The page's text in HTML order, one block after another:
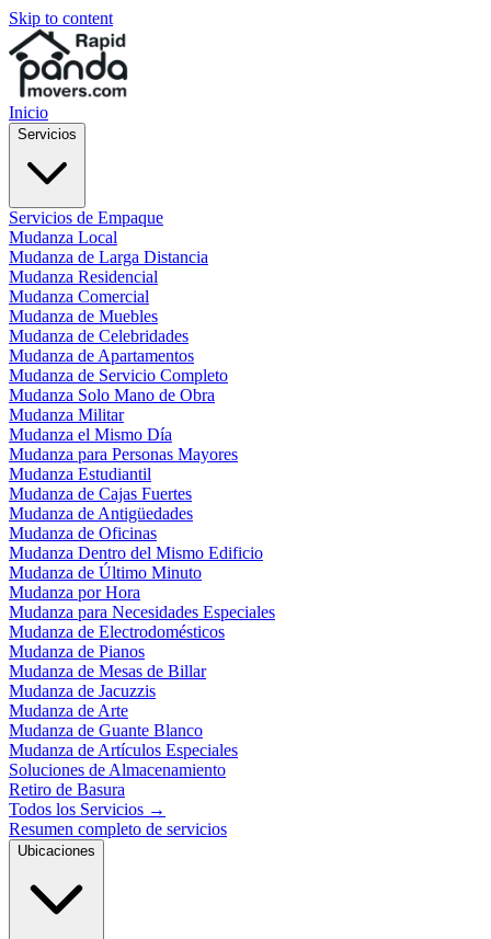
Skip to content
Inicio
Servicios
Servicios de Empaque
Mudanza Local
Mudanza de Larga Distancia
Mudanza Residencial
Mudanza Comercial
Mudanza de Muebles
Mudanza de Celebridades
Mudanza de Apartamentos
Mudanza de Servicio Completo
Mudanza Solo Mano de Obra
Mudanza Militar
Mudanza el Mismo Día
Mudanza para Personas Mayores
Mudanza Estudiantil
Mudanza de Cajas Fuertes
Mudanza de Antigüedades
Mudanza de Oficinas
Mudanza Dentro del Mismo Edificio
Mudanza de Último Minuto
Mudanza por Hora
Mudanza para Necesidades Especiales
Mudanza de Electrodomésticos
Mudanza de Pianos
Mudanza de Mesas de Billar
Mudanza de Jacuzzis
Mudanza de Arte
Mudanza de Guante Blanco
Mudanza de Artículos Especiales
Soluciones de Almacenamiento
Retiro de Basura
Todos los Servicios →
Resumen completo de servicios
Ubicaciones